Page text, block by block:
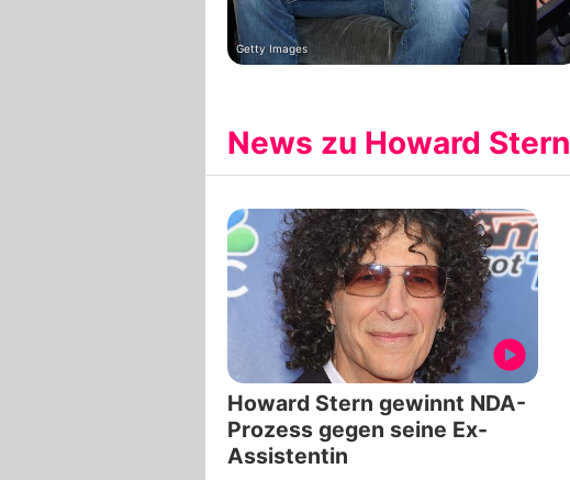
Getty Images
News zu Howard Stern
Howard Stern gewinnt NDA-
Prozess gegen seine Ex-
Assistentin